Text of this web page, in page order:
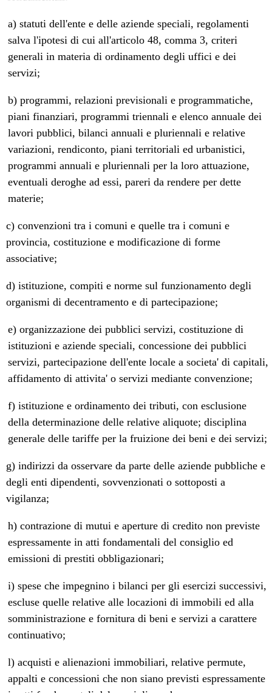
a) statuti dell'ente e delle aziende speciali, regolamenti
salva l'ipotesi di cui all'articolo 48, comma 3, criteri
generali in materia di ordinamento degli uffici e dei
servizi;
b) programmi, relazioni previsionali e programmatiche,
piani finanziari, programmi triennali e elenco annuale dei
lavori pubblici, bilanci annuali e pluriennali e relative
variazioni, rendiconto, piani territoriali ed urbanistici,
programmi annuali e pluriennali per la loro attuazione,
eventuali deroghe ad essi, pareri da rendere per dette
materie;
c) convenzioni tra i comuni e quelle tra i comuni e
provincia, costituzione e modificazione di forme
associative;
d) istituzione, compiti e norme sul funzionamento degli
organismi di decentramento e di partecipazione;
e) organizzazione dei pubblici servizi, costituzione di
istituzioni e aziende speciali, concessione dei pubblici
servizi, partecipazione dell'ente locale a societa' di capitali,
affidamento di attivita' o servizi mediante convenzione;
f) istituzione e ordinamento dei tributi, con esclusione
della determinazione delle relative aliquote; disciplina
generale delle tariffe per la fruizione dei beni e dei servizi;
g) indirizzi da osservare da parte delle aziende pubbliche e
degli enti dipendenti, sovvenzionati o sottoposti a
vigilanza;
h) contrazione di mutui e aperture di credito non previste
espressamente in atti fondamentali del consiglio ed
emissioni di prestiti obbligazionari;
i) spese che impegnino i bilanci per gli esercizi successivi,
escluse quelle relative alle locazioni di immobili ed alla
somministrazione e fornitura di beni e servizi a carattere
continuativo;
l) acquisti e alienazioni immobiliari, relative permute,
appalti e concessioni che non siano previsti espressamente